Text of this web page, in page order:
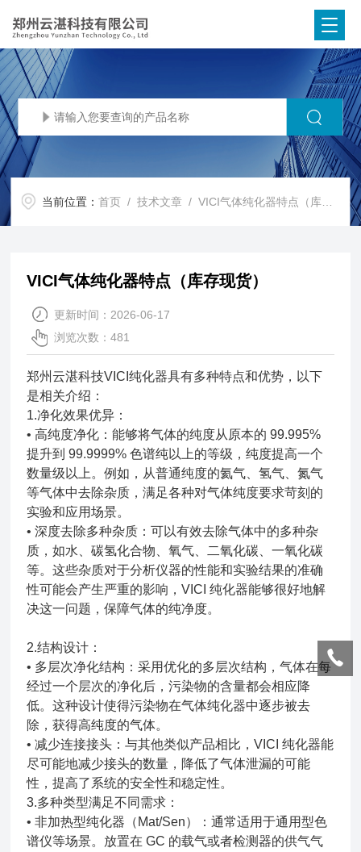
当前位置：首页 /技术文章 / VICI气体纯化器特点（库存现货）
VICI气体纯化器特点（库存现货）
更新时间：2026-06-17
浏览次数：481
郑州云湛科技VICI纯化器具有多种特点和优势，以下
是相关介绍：
1.净化效果优异：
• 高纯度净化：能够将气体的纯度从原本的 99.995%
提升到 99.9999% 色谱纯以上的等级，纯度提高一个
数量级以上。例如，从普通纯度的氦气、氢气、氮气
等气体中去除杂质，满足各种对气体纯度要求苛刻的
实验和应用场景。
• 深度去除多种杂质：可以有效去除气体中的多种杂
质，如水、碳氢化合物、氧气、二氧化碳、一氧化碳
等。这些杂质对于分析仪器的性能和实验结果的准确
性可能会产生严重的影响，VICI 纯化器能够很好地解
决这一问题，保障气体的纯净度。
2.结构设计：
• 多层次净化结构：采用优化的多层次结构，气体在每
经过一个层次的净化后，污染物的含量都会相应降
低。这种设计使得污染物在气体纯化器中逐步被去
除，获得高纯度的气体。
• 减少连接接头：与其他类似产品相比，VICI 纯化器能
尽可能地减少接头的数量，降低了气体泄漏的可能
性，提高了系统的安全性和稳定性。
3.多种类型满足不同需求：
• 非加热型纯化器（Mat/Sen）：通常适用于通用型色
谱仪等场景。放置在 GC 的载气或者检测器的供气气